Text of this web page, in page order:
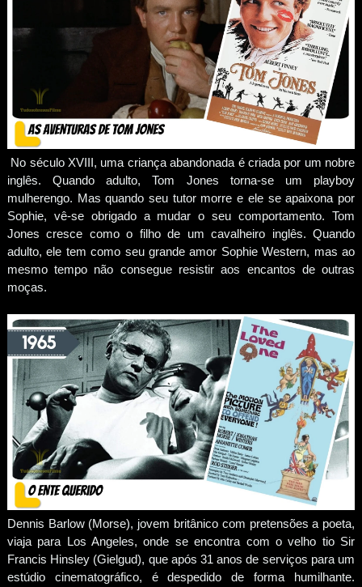
No século XVIII, uma criança abandonada é criada por um nobre
inglês. Quando adulto, Tom Jones torna-se um playboy
mulherengo. Mas quando seu tutor morre e ele se apaixona por
Sophie, vê-se obrigado a mudar o seu comportamento. Tom
Jones cresce como o filho de um cavalheiro inglês. Quando
adulto, ele tem como seu grande amor Sophie Western, mas ao
mesmo tempo não consegue resistir aos encantos de outras
moças.
Dennis Barlow (Morse), jovem britânico com pretensões a poeta,
viaja para Los Angeles, onde se encontra com o velho tio Sir
Francis Hinsley (Gielgud), que após 31 anos de serviços para um
estúdio cinematográfico, é despedido de forma humilhante.